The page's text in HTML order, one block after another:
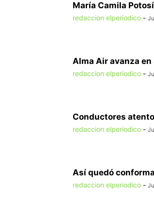
María Camila
redaccion elperiodico -
Alma Air avanza
redaccion elperiodico -
Conductores
redaccion elperiodico -
Así quedó
redaccion elperiodico -